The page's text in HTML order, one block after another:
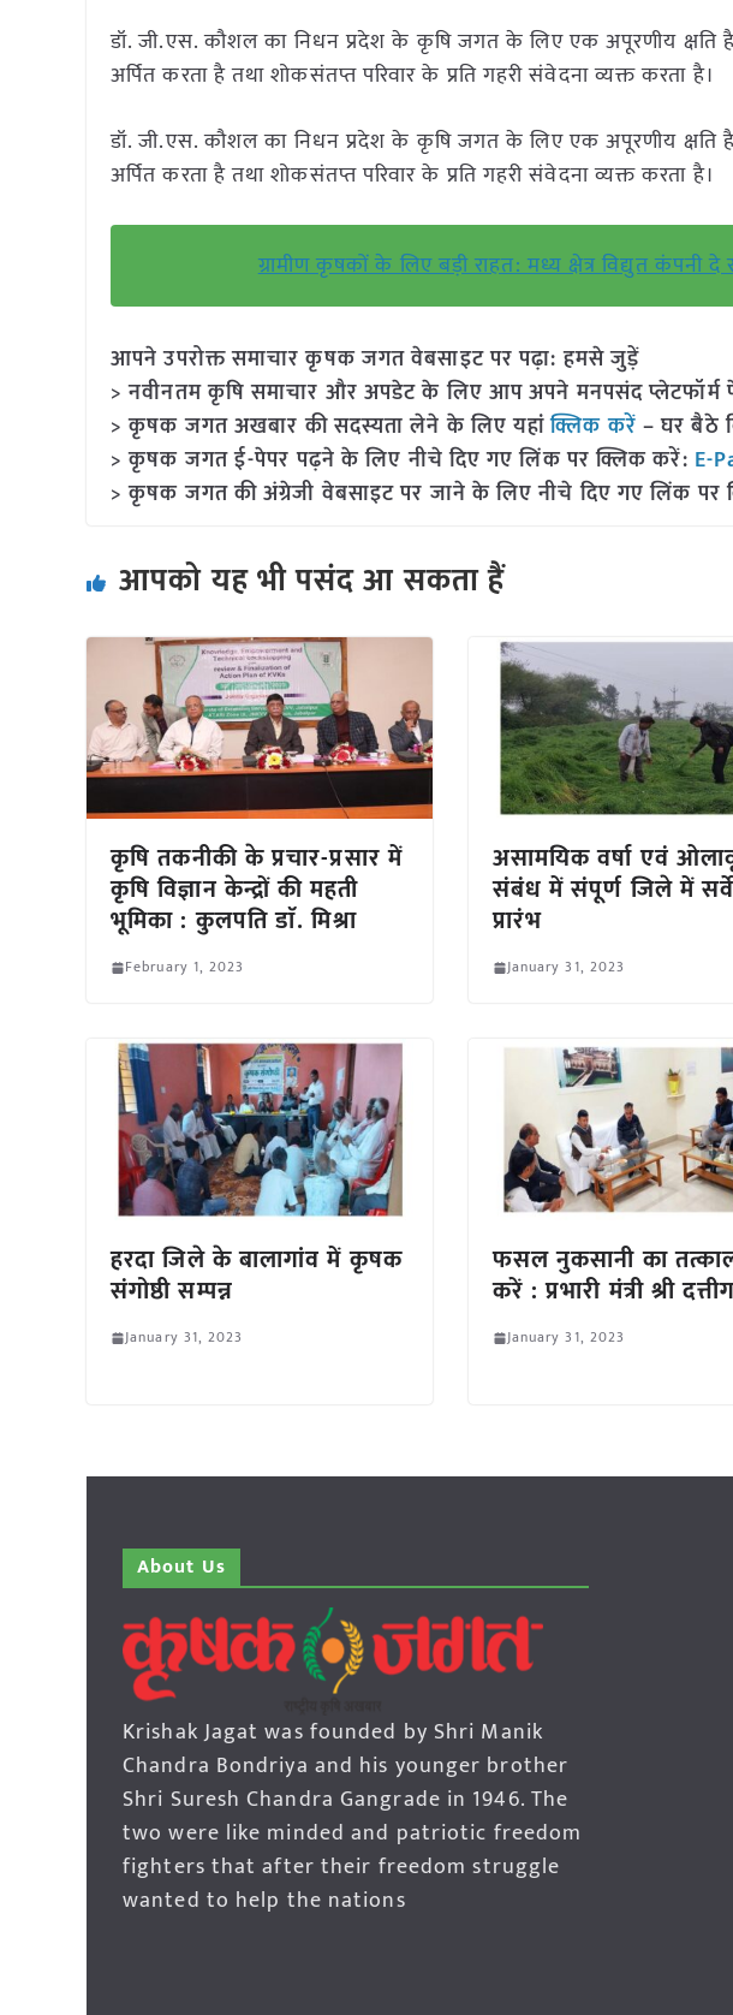
डॉ. जी.एस. कौशल का निधन प्रदेश के कृषि जगत के लिए एक अपूरणीय क्षति
अर्पित करता है तथा शोकसंतप्त परिवार के प्रति गहरी संवेदना व्यक्त करता है।
डॉ. जी.एस. कौशल का निधन प्रदेश के कृषि जगत के लिए एक अपूरणीय क्षति
अर्पित करता है तथा शोकसंतप्त परिवार के प्रति गहरी संवेदना व्यक्त करता है।
ग्रामीण कृषकों के लिए बड़ी राहत: मध्य क्षेत्र विद्युत
आपने उपरोक्त समाचार कृषक जगत वेबसाइट पर पढ़ा: हमसे जुड़ें
> नवीनतम कृषि समाचार और अपडेट के लिए आप अपने मनपसंद
> कृषक जगत अखबार की सदस्यता लेने के लिए यहांक्लिक करें – घर बैठे
> कृषक जगत ई-पेपर पढ़ने के लिए नीचे दिए गए लिंक पर क्लिक करें: E-
> कृषक जगत की अंग्रेजी वेबसाइट पर जाने के लिए नीचे दिए गए लिंक पर
आपको यह भी पसंद आ सकता हैं
कृषि तकनीकी के प्रचार-प्रसार में
कृषि विज्ञान केन्द्रों की महती
भूमिका : कुलपति डाॅ. मिश्रा
February 1, 2023
असामयिक वर्षा एवं
संबंध में संपूर्ण जिले में सर्वे
प्रारंभ
January 31, 2023
हरदा जिले के बालागांव में कृषक
संगोष्ठी सम्पन्न
January 31, 2023
फसल नुकसानी का
करें : प्रभारी मंत्री श्री
January 31, 2023
About Us
Krishak Jagat was founded by Shri Manik
Chandra Bondriya and his younger brother
Shri Suresh Chandra Gangrade in 1946. The
two were like minded and patriotic freedom
fighters that after their freedom struggle
wanted to help the nations